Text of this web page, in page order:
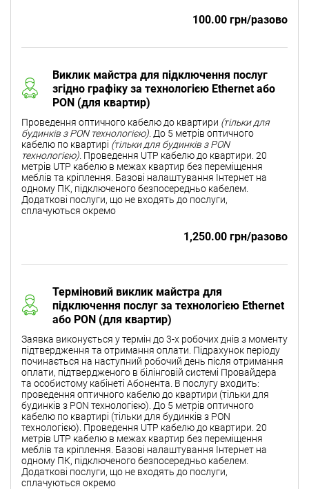
100.00 грн/разово
Виклик майстра для підключення послуг
згідно графіку за технологією Ethernet або
PON (для квартир)
Проведення оптичного кабелю до квартири (тільки для
будинків з PON технологією). До 5 метрів оптичного
кабелю по квартирі (тільки для будинків з PON
технологією). Проведення UTP кабелю до квартири. 20
метрів UTP кабелю в межах квартир без переміщення
меблів та кріплення. Базові налаштування Інтернет на
одному ПК, підключеного безпосередньо кабелем.
Додаткові послуги, що не входять до послуги,
сплачуються окремо
1,250.00 грн/разово
Терміновий виклик майстра для
підключення послуг за технологією Ethernet
або PON (для квартир)
Заявка виконується у термін до 3-х робочих днів з моменту
підтвердження та отримання оплати. Підрахунок періоду
починається на наступний робочий день після отримання
оплати, підтвердженого в білінговій системі Провайдера
та особистому кабінеті Абонента. В послугу входить:
проведення оптичного кабелю до квартири (тільки для
будинків з PON технологією). До 5 метрів оптичного
кабелю по квартирі (тільки для будинків з PON
технологією). Проведення UTP кабелю до квартири. 20
метрів UTP кабелю в межах квартир без переміщення
меблів та кріплення. Базові налаштування Інтернет на
одному ПК, підключеного безпосередньо кабелем.
Додаткові послуги, що не входять до послуги,
сплачуються окремо